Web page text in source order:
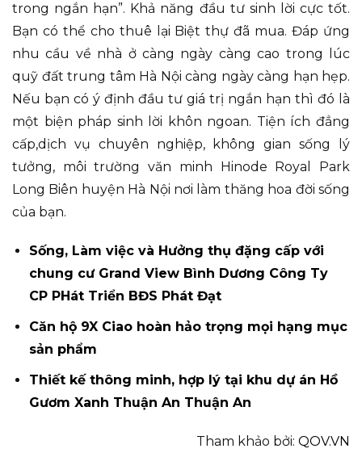
trong ngắn hạn”. Khả năng đầu tư sinh lời cực tốt.
Bạn có thể cho thuê lại Biệt thự đã mua. Đáp ứng
nhu cầu về nhà ở càng ngày càng cao trong lúc
quỹ đất trung tâm Hà Nội càng ngày càng hạn hẹp.
Nếu bạn có ý định đầu tư giá trị ngắn hạn thì đó là
một biện pháp sinh lời khôn ngoan. Tiện ích đẳng
cấp,dịch vụ chuyên nghiệp, không gian sống lý
tưởng, môi trường văn minh Hinode Royal Park
Long Biên huyện Hà Nội nơi làm thăng hoa đời sống
của bạn.
Sống, Làm việc và Hưởng thụ đặng cấp với
chung cư Grand View Bình Dương Công Ty
CP PHát Triển BĐS Phát Đạt
Căn hộ 9X Ciao hoàn hảo trọng mọi hạng mục
sản phẩm
Thiết kế thông minh, hợp lý tại khu dự án Hồ
Gươm Xanh Thuận An Thuận An
Tham khảo bởi: QOV.VN